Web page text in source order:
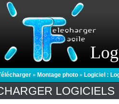
» Montage photo » Logiciel :
LOGICIELS